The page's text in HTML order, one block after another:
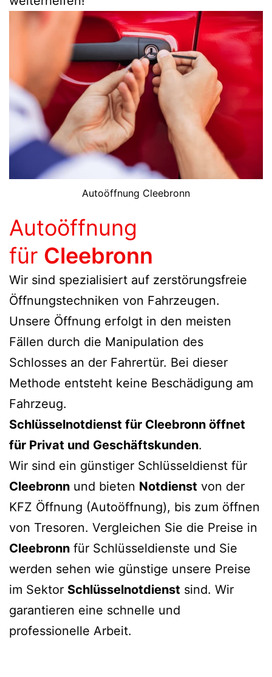
Autoöffnung Cleebronn
Autoöffnung
für Cleebronn
Wir sind spezialisiert auf zerstörungsfreie
Öffnungstechniken von Fahrzeugen.
Unsere Öffnung erfolgt in den meisten
Fällen durch die Manipulation des
Schlosses an der Fahrertür. Bei dieser
Methode entsteht keine Beschädigung am
Fahrzeug.
Schlüsselnotdienst für Cleebronn öffnet
für Privat und Geschäftskunden.
Wir sind ein günstiger Schlüsseldienst für
Cleebronn und bieten Notdienst von der
KFZ Öffnung (Autoöffnung), bis zum öffnen
von Tresoren. Vergleichen Sie die Preise in
Cleebronn für Schlüsseldienste und Sie
werden sehen wie günstige unsere Preise
im Sektor Schlüsselnotdienst sind. Wir
garantieren eine schnelle und
professionelle Arbeit.